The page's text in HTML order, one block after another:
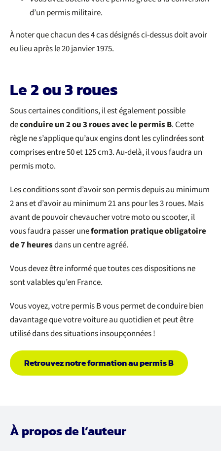
d’un permis militaire.
À noter que chacun des 4 cas désignés ci-dessus doit avoir
eu lieu après le 20 janvier 1975.
Le 2 ou 3 roues
Sous certaines conditions, il est également possible
deconduire un 2 ou 3 roues avec le permis B. Cette
règle ne s’applique qu’aux engins dont les cylindrées sont
comprises entre 50 et 125 cm3. Au-delà, il vous faudra un
permis moto.
Les conditions sont d’avoir son permis depuis au minimum
2 ans et d’avoir au minimum 21 ans pour les 3 roues. Mais
avant de pouvoir chevaucher votre moto ou scooter, il
vous faudra passer uneformation pratique obligatoire
de 7 heuresdans un centre agréé.
Vous devez être informé que toutes ces dispositions ne
sont valables qu’en France.
Vous voyez, votre permis B vous permet de conduire bien
davantage que votre voiture au quotidien et peut être
utilisé dans des situations insoupçonnées !
Retrouvez notre formation au permis B
À propos de l’auteur